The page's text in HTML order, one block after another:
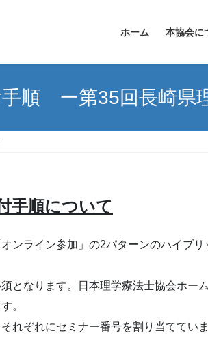
ホーム 本協会に
順 ー第35回長崎県
手順について
ンライン参加」の2パターンのハイブリ
となります。日本理学療法士協会ホー
。
れぞれにセミナー番号を割り当ててい